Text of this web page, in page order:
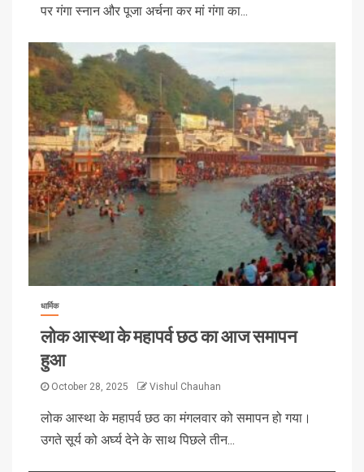
पर गंगा स्नान और पूजा अर्चना कर मां गंगा का...
धार्मिक
लोक आस्था के महापर्व छठ का आज समापन
हुआ
October 28, 2025 Vishul Chauhan
लोक आस्था के महापर्व छठ का मंगलवार को समापन हो गया।
उगते सूर्य को अर्घ्य देने के साथ पिछले तीन...